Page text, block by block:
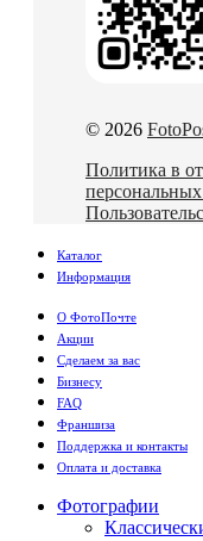
© 2026
Политика в
Каталог
Информация
О ФотоПочте
Акции
Сделаем за вас
Бизнесу
FAQ
Франшиза
Поддержка и контакты
Оплата и доставка
Фотографии